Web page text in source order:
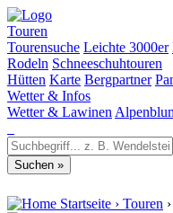
Touren
Tourensuche Leichte 3000er
Rodeln Schneeschuhtouren
Hütten Karte Bergpartner
Wetter & Infos
Wetter & Lawinen
Startseite › Touren ›